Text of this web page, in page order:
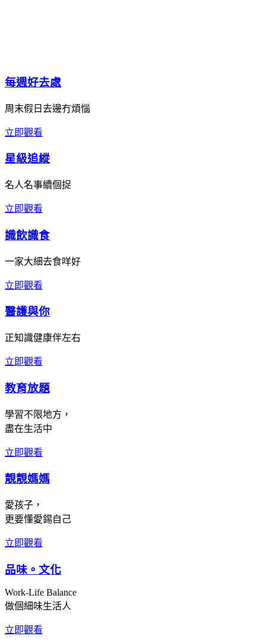
每週好去處
周末假日去邊冇煩惱
立即觀看
星級追縱
名人名事續個捉
立即觀看
識飲識食
一家大細去食咩好
立即觀看
醫護與你
正知識健康伴左右
立即觀看
教育放題
學習不限地方，
盡在生活中
立即觀看
靚靚媽媽
愛孩子，
更要懂愛錫自己
立即觀看
品味。文化
Work-Life Balance
做個細味生活人
立即觀看